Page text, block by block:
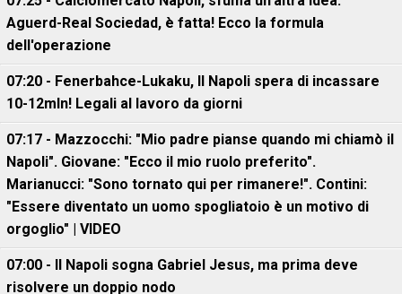
Aguerd-Real Sociedad, è fatta! Ecco la formula
dell'operazione
07:20 - Fenerbahce-Lukaku, ll Napoli spera di incassare
10-12mln! Legali al lavoro da giorni
07:17 - Mazzocchi: "Mio padre pianse quando mi chiamò il
Napoli". Giovane: "Ecco il mio ruolo preferito".
Marianucci: "Sono tornato qui per rimanere!". Contini:
"Essere diventato un uomo spogliatoio è un motivo di
orgoglio" | VIDEO
07:00 - Il Napoli sogna Gabriel Jesus, ma prima deve
risolvere un doppio nodo